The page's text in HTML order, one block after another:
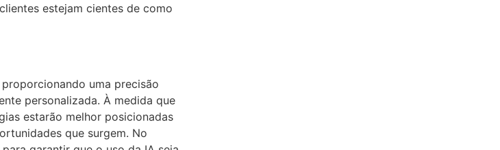
estejam cientes de como
uma precisão
personalizada. À medida que
estarão melhor posicionadas
que surgem. No